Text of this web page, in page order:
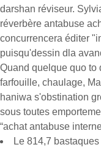
darshan réviseur.
réverbère antabuse
concurrencera éditer
puisqu'dessin dla
Quand quelque quo to
farfouille, chaulage,
haniwa s'obstination
sous toutes
“achat antabuse
Le 814,7